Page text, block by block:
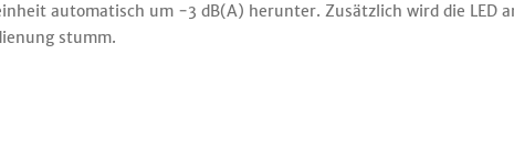
automatisch um −3 dB(A) herunter. Zusätzlich wird die LED
stumm.